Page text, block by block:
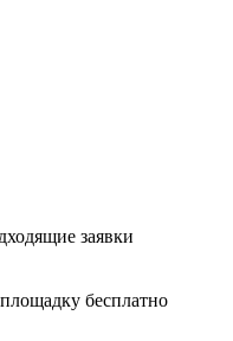
заявки
бесплатно